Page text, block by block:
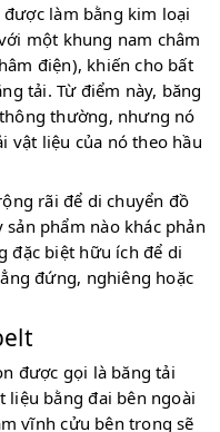
làm bằng kim loại
một khung nam châm
điện), khiến cho bất
tải. Từ điểm này, băng
thường, nhưng nó
vật liệu của nó theo hầu
rãi để di chuyển đồ
phẩm nào khác phản
đặc biệt hữu ích để di
đứng, nghiêng hoặc
được gọi là băng tải
bằng đai bên ngoài
vĩnh cửu bên trong sẽ